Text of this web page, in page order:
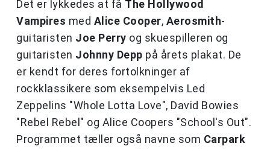
Det er lykkedes at få The Hollywood
Vampires med Alice Cooper, Aerosmith-
guitaristen Joe Perry og skuespilleren og
guitaristen Johnny Depp på årets plakat. De
er kendt for deres fortolkninger af
rockklassikere som eksempelvis Led
Zeppelins "Whole Lotta Love", David Bowies
"Rebel Rebel" og Alice Coopers "School's Out".
Programmet tæller også navne som Carpark